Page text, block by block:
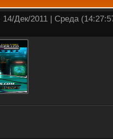
14/Дек/2011 | Среда